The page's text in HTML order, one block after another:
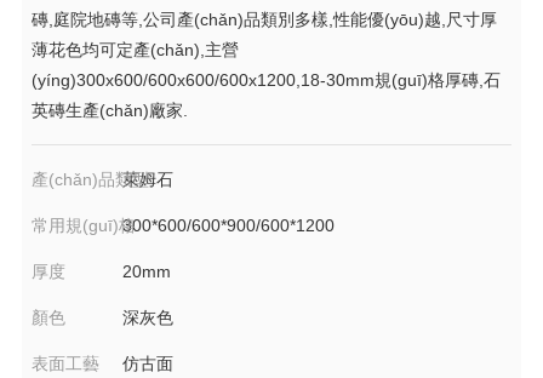
磚,庭院地磚等,公司產(chǎn)品類別多樣,性能優(yōu)越,尺寸厚
薄花色均可定產(chǎn),主營
(yíng)300x600/600x600/600x1200,18-30mm規(guī)格厚磚,石
英磚生產(chǎn)廠家.
產(chǎn)品類型萊姆石
常用規(guī)格300*600/600*900/600*1200
厚度 20mm
顏色 深灰色
表面工藝 仿古面